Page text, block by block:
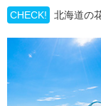
CHECK!
北海道の